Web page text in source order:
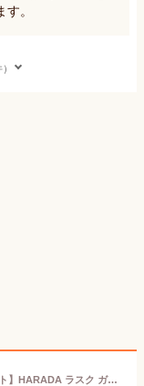
。
【会話が弾むサプライズギフト】【2個セット】HARADA ラスク ガトーフェスタハラダ グーテ デ ロワ R4 13袋26枚入り / ヨックモック YOKUMOKU 個包装 シガール 20本入り